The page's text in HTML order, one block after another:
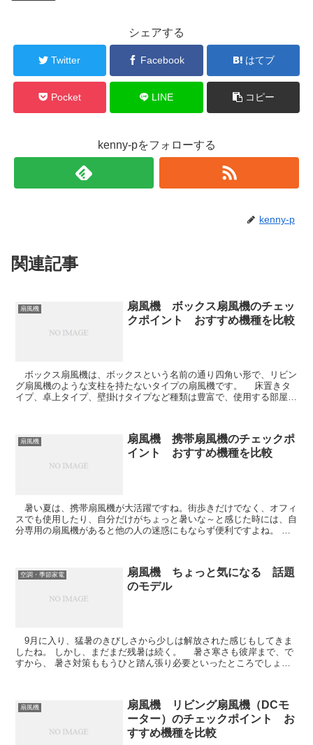
シェアする
Twitter Facebook はてブ
Pocket LINE コピー
kenny-pをフォローする
kenny-p
関連記事
扇風機
扇風機 ボックス扇風機のチェッ
クポイント おすすめ機種を比較
ボックス扇風機は、ボックスという名前の通り四角い形で、リビン
グ扇風機のような支柱を持たないタイプの扇風機です。 床置きタ
イプ、卓上タイプ、壁掛けタイプなど種類は豊富で、使用する部屋の
扇風機
扇風機 携帯扇風機のチェックポ
イント おすすめ機種を比較
暑い夏は、携帯扇風機が大活躍ですね。街歩きだけでなく、オフィ
スでも使用したり、自分だけがちょっと暑いな～と感じた時には、自
分専用の扇風機があると他の人の迷惑にもならず便利ですよね。
空調・季節家電
扇風機 ちょっと気になる 話題
のモデル
9月に入り、猛暑のきびしさから少しは解放された感じもしてきま
したね。 しかし、まだまだ残暑は続く。 暑さ寒さも彼岸まで、で
すから、 暑さ対策ももうひと踏ん張り必要といったところでしょう
扇風機
扇風機 リビング扇風機（DCモ
ーター）のチェックポイント お
すすめ機種を比較